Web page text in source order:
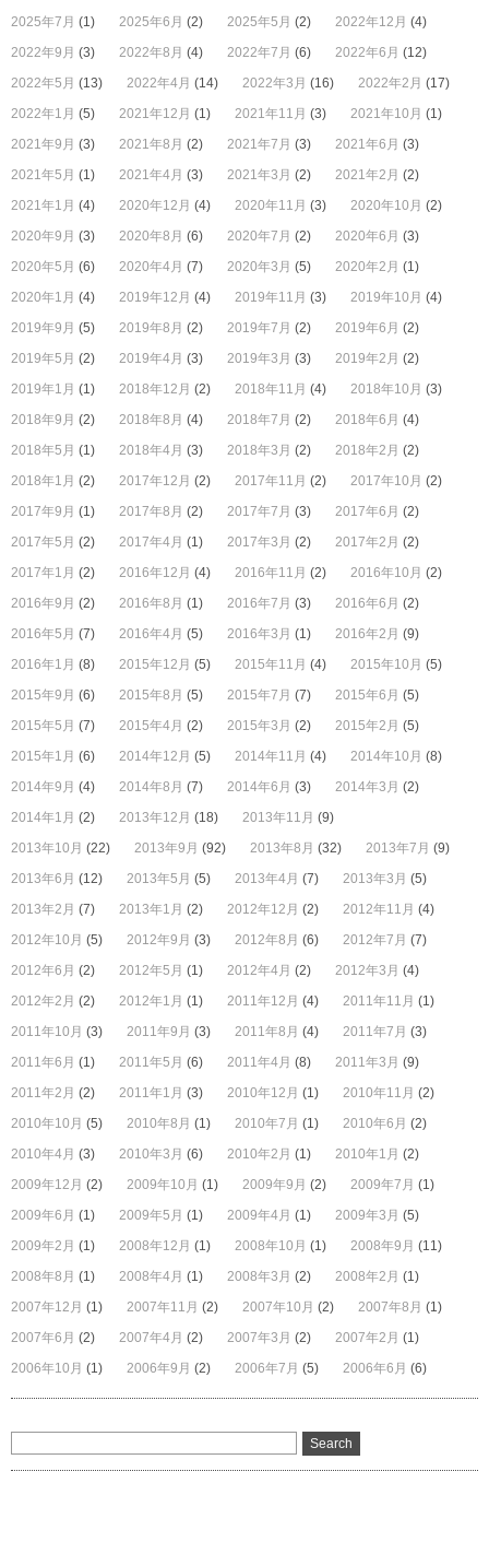
2025年7月 (1) 2025年6月 (2) 2025年5月 (2) 2022年12月 (4)
2022年9月 (3) 2022年8月 (4) 2022年7月 (6) 2022年6月 (12)
2022年5月 (13) 2022年4月 (14) 2022年3月 (16) 2022年2月 (17)
2022年1月 (5) 2021年12月 (1) 2021年11月 (3) 2021年10月 (1)
2021年9月 (3) 2021年8月 (2) 2021年7月 (3) 2021年6月 (3)
2021年5月 (1) 2021年4月 (3) 2021年3月 (2) 2021年2月 (2)
2021年1月 (4) 2020年12月 (4) 2020年11月 (3) 2020年10月 (2)
2020年9月 (3) 2020年8月 (6) 2020年7月 (2) 2020年6月 (3)
2020年5月 (6) 2020年4月 (7) 2020年3月 (5) 2020年2月 (1)
2020年1月 (4) 2019年12月 (4) 2019年11月 (3) 2019年10月 (4)
2019年9月 (5) 2019年8月 (2) 2019年7月 (2) 2019年6月 (2)
2019年5月 (2) 2019年4月 (3) 2019年3月 (3) 2019年2月 (2)
2019年1月 (1) 2018年12月 (2) 2018年11月 (4) 2018年10月 (3)
2018年9月 (2) 2018年8月 (4) 2018年7月 (2) 2018年6月 (4)
2018年5月 (1) 2018年4月 (3) 2018年3月 (2) 2018年2月 (2)
2018年1月 (2) 2017年12月 (2) 2017年11月 (2) 2017年10月 (2)
2017年9月 (1) 2017年8月 (2) 2017年7月 (3) 2017年6月 (2)
2017年5月 (2) 2017年4月 (1) 2017年3月 (2) 2017年2月 (2)
2017年1月 (2) 2016年12月 (4) 2016年11月 (2) 2016年10月 (2)
2016年9月 (2) 2016年8月 (1) 2016年7月 (3) 2016年6月 (2)
2016年5月 (7) 2016年4月 (5) 2016年3月 (1) 2016年2月 (9)
2016年1月 (8) 2015年12月 (5) 2015年11月 (4) 2015年10月 (5)
2015年9月 (6) 2015年8月 (5) 2015年7月 (7) 2015年6月 (5)
2015年5月 (7) 2015年4月 (2) 2015年3月 (2) 2015年2月 (5)
2015年1月 (6) 2014年12月 (5) 2014年11月 (4) 2014年10月 (8)
2014年9月 (4) 2014年8月 (7) 2014年6月 (3) 2014年3月 (2)
2014年1月 (2) 2013年12月 (18) 2013年11月 (9)
2013年10月 (22) 2013年9月 (92) 2013年8月 (32) 2013年7月 (9)
2013年6月 (12) 2013年5月 (5) 2013年4月 (7) 2013年3月 (5)
2013年2月 (7) 2013年1月 (2) 2012年12月 (2) 2012年11月 (4)
2012年10月 (5) 2012年9月 (3) 2012年8月 (6) 2012年7月 (7)
2012年6月 (2) 2012年5月 (1) 2012年4月 (2) 2012年3月 (4)
2012年2月 (2) 2012年1月 (1) 2011年12月 (4) 2011年11月 (1)
2011年10月 (3) 2011年9月 (3) 2011年8月 (4) 2011年7月 (3)
2011年6月 (1) 2011年5月 (6) 2011年4月 (8) 2011年3月 (9)
2011年2月 (2) 2011年1月 (3) 2010年12月 (1) 2010年11月 (2)
2010年10月 (5) 2010年8月 (1) 2010年7月 (1) 2010年6月 (2)
2010年4月 (3) 2010年3月 (6) 2010年2月 (1) 2010年1月 (2)
2009年12月 (2) 2009年10月 (1) 2009年9月 (2) 2009年7月 (1)
2009年6月 (1) 2009年5月 (1) 2009年4月 (1) 2009年3月 (5)
2009年2月 (1) 2008年12月 (1) 2008年10月 (1) 2008年9月 (11)
2008年8月 (1) 2008年4月 (1) 2008年3月 (2) 2008年2月 (1)
2007年12月 (1) 2007年11月 (2) 2007年10月 (2) 2007年8月 (1)
2007年6月 (2) 2007年4月 (2) 2007年3月 (2) 2007年2月 (1)
2006年10月 (1) 2006年9月 (2) 2006年7月 (5) 2006年6月 (6)